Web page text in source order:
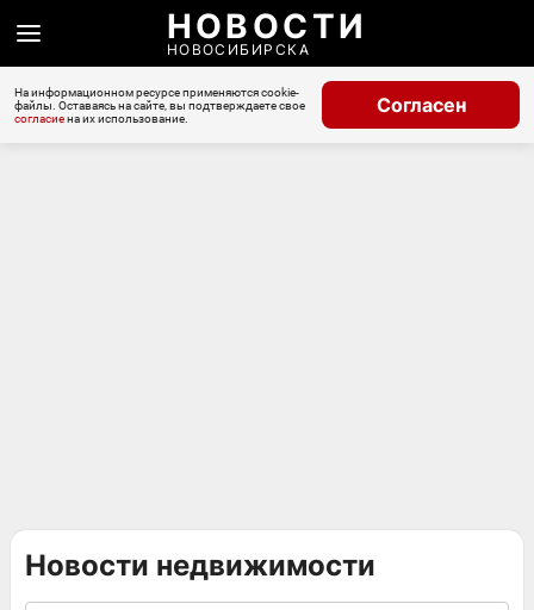
НОВОСТИ
НОВОСИБИРСКА
На информационном ресурсе применяются cookie-
файлы. Оставаясь на сайте, вы подтверждаете свое
согласиена их использование.
Согласен
Новости недвижимости